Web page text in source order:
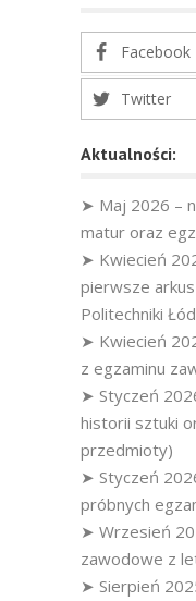
Facebook
Twitter
Aktualności:
➤ Maj 2026 –
matur oraz
➤ Kwiecień
pierwsze
Politechniki
➤ Kwiecień
z egzaminu
➤ Styczeń
historii sztuki
przedmioty)
➤ Styczeń
próbnych
➤ Wrzesień
zawodowe z
➤ Sierpień